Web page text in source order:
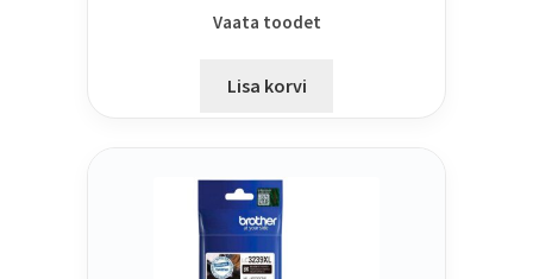
Vaata toodet
Lisa korvi